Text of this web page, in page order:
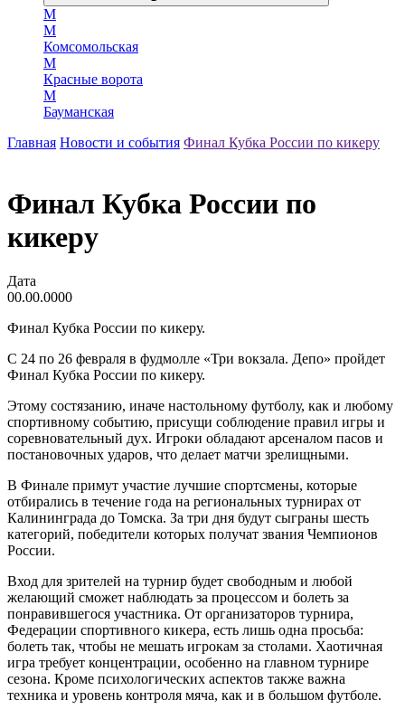
М
М
Комсомольская
М
Красные ворота
М
Бауманская
Главная Новости и события Финал Кубка России по кикеру
Финал Кубка России по
кикеру
Дата
00.00.0000
Финал Кубка России по кикеру.
С 24 по 26 февраля в фудмолле «Три вокзала. Депо» пройдет
Финал Кубка России по кикеру.
Этому состязанию, иначе настольному футболу, как и любому
спортивному событию, присущи соблюдение правил игры и
соревновательный дух. Игроки обладают арсеналом пасов и
постановочных ударов, что делает матчи зрелищными.
В Финале примут участие лучшие спортсмены, которые
отбирались в течение года на региональных турнирах от
Калининграда до Томска. За три дня будут сыграны шесть
категорий, победители которых получат звания Чемпионов
России.
Вход для зрителей на турнир будет свободным и любой
желающий сможет наблюдать за процессом и болеть за
понравившегося участника. От организаторов турнира,
Федерации спортивного кикера, есть лишь одна просьба:
болеть так, чтобы не мешать игрокам за столами. Хаотичная
игра требует концентрации, особенно на главном турнире
сезона. Кроме психологических аспектов также важна
техника и уровень контроля мяча, как и в большом футболе.